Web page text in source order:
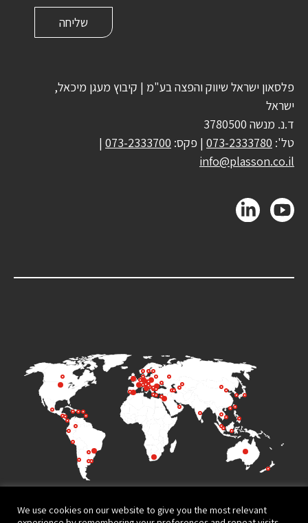
פלסאון ישראל שיווק והפצה בע"מ | קיבוץ מעגן מיכאל,
ישראל
ד.נ. מנשה 3780500
טל': 073-2333780 | פקס: 073-2333700
|
info@plasson.co.il
We use cookies on our website to give you the most relevant